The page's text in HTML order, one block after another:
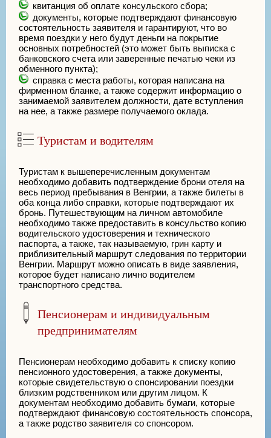
квитанция об оплате консульского сбора;
документы, которые подтверждают финансовую
состоятельность заявителя и гарантируют, что во
время поездки у него будут деньги на покрытие
основных потребностей (это может быть выписка с
банковского счета или заверенные печатью чеки из
обменного пункта);
справка с места работы, которая написана на
фирменном бланке, а также содержит информацию о
занимаемой заявителем должности, дате вступления
на нее, а также размере получаемого оклада.
Туристам и водителям
Туристам к вышеперечисленным документам
необходимо добавить подтверждение брони отеля на
весь период пребывания в Венгрии, а также билеты в
оба конца либо справки, которые подтверждают их
бронь. Путешествующим на личном автомобиле
необходимо также предоставить в консульство копию
водительского удостоверения и технического
паспорта, а также, так называемую, грин карту и
приблизительный маршрут следования по территории
Венгрии. Маршрут можно описать в виде заявления,
которое будет написано лично водителем
транспортного средства.
Пенсионерам и индивидуальным
предпринимателям
Пенсионерам необходимо добавить к списку копию
пенсионного удостоверения, а также документы,
которые свидетельствую о спонсировании поездки
близким родственником или другим лицом. К
документам необходимо добавить бумаги, которые
подтверждают финансовую состоятельность спонсора,
а также родство заявителя со спонсором.